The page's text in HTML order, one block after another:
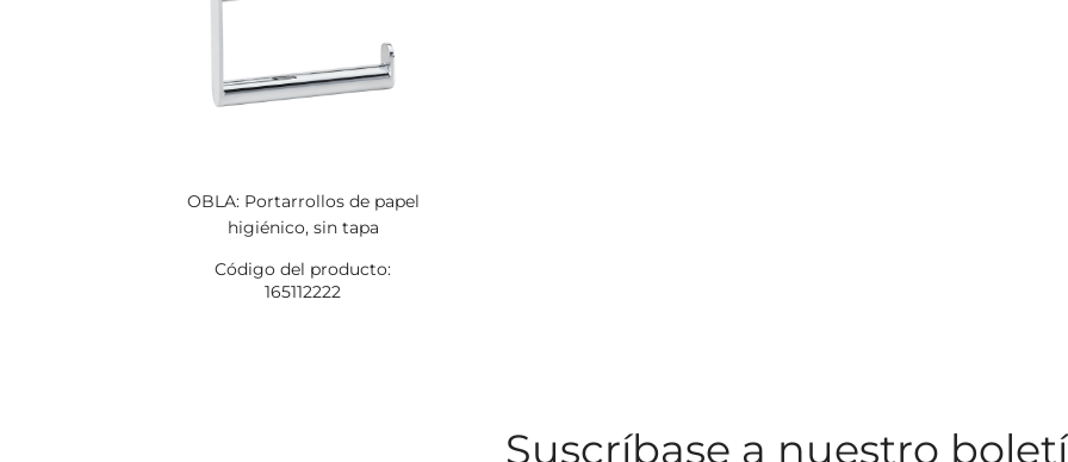
OBLA: Portarrollos de papel
higiénico, sin tapa
Código del producto:
165112222
Suscríbase a nuestro